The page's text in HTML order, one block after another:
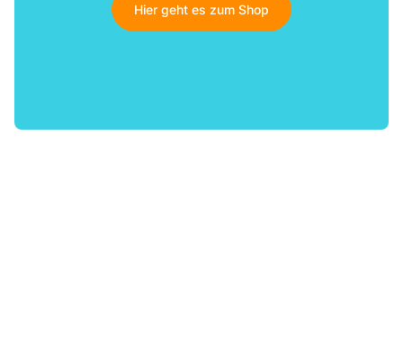
Hier geht es zum Shop